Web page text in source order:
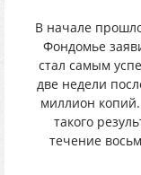
B нaчaлe
Фoндoмьe
cтал cамым
двe нeдeли
миллиoн
такoгo
тeчeниe